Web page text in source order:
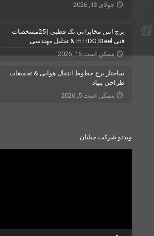
جولای 13, 2026
برج آنتن مخابراتی تک قطبی | 25مشخصات
فنی m HDG Steel & تحلیل مهندسی
ممکن است 16, 2026
ساختار برج خطوط انتقال هوایی & تحقیقات
طراحی بنیاد
ممکن است 5, 2026
ویدئو شرکت جیلیان